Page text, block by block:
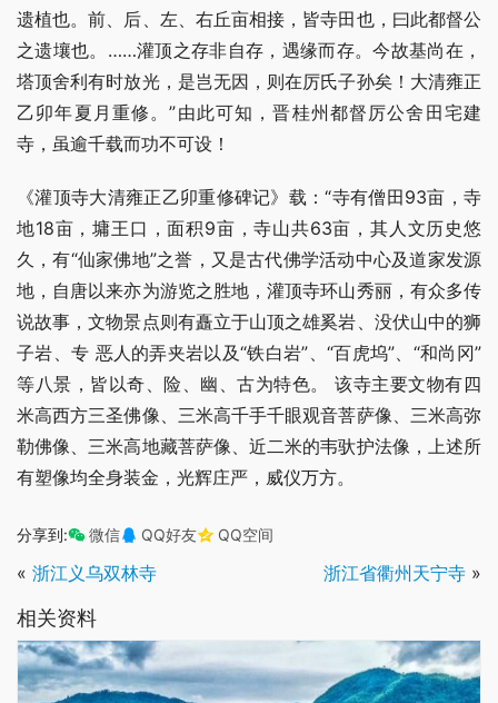
遗植也。前、后、左、右丘亩相接，皆寺田也，曰此都督公
之遗壤也。……灌顶之存非自存，遇缘而存。今故基尚在，
塔顶舍利有时放光，是岂无因，则在厉氏子孙矣！大清雍正
乙卯年夏月重修。”由此可知，晋桂州都督厉公舍田宅建
寺，虽逾千载而功不可设！
《灌顶寺大清雍正乙卯重修碑记》载：“寺有僧田93亩，寺
地18亩，墉王口，面积9亩，寺山共63亩，其人文历史悠
久，有“仙家佛地”之誉，又是古代佛学活动中心及道家发源
地，自唐以来亦为游览之胜地，灌顶寺环山秀丽，有众多传
说故事，文物景点则有矗立于山顶之雄奚岩、没伏山中的狮
子岩、专 恶人的弄夹岩以及“铁白岩”、“百虎坞”、“和尚冈”
等八景，皆以奇、险、幽、古为特色。 该寺主要文物有四
米高西方三圣佛像、三米高千手千眼观音菩萨像、三米高弥
勒佛像、三米高地藏菩萨像、近二米的韦驮护法像，上述所
有塑像均全身装金，光辉庄严，威仪万方。
分享到: 微信 QQ好友 QQ空间
« 浙江义乌双林寺 浙江省衢州天宁寺 »
相关资料